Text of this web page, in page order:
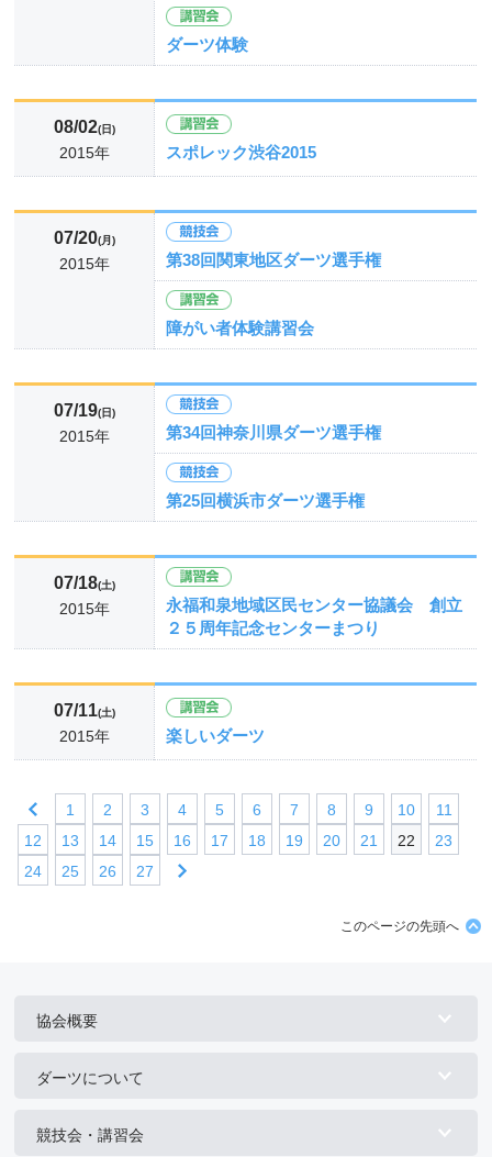
ダーツ体験
08/02(日)
2015年 スポレック渋谷2015
07/20(月)
2015年 第38回関東地区ダーツ選手権
障がい者体験講習会
07/19(日)
2015年 第34回神奈川県ダーツ選手権
第25回横浜市ダーツ選手権
07/18(土)
2015年
永福和泉地域区民センター協議会 創立
２５周年記念センターまつり
07/11(土)
2015年 楽しいダーツ
1 2 3 4 5 6 7 8 9 10
11
12
13 14 15 16 17 18 19 20 21 22
23
24
25 26 27
このページの先頭へ
協会概要
ダーツについて
競技会・講習会